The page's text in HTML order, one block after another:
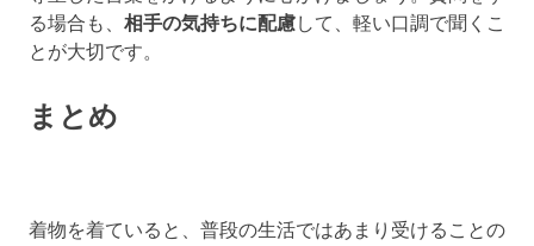
る場合も、 相手の気持ちに配慮して、軽い口調で聞くこ
とが大切です。
まとめ
着物を着ていると、普段の生活ではあまり受けることの